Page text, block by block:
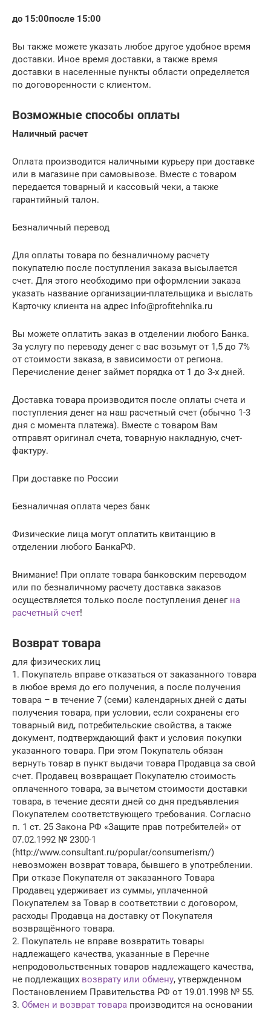
до 15:00после 15:00
Вы также можете указать любое другое удобное время
доставки. Иное время доставки, а также время
доставки в населенные пункты области определяется
по договоренности с клиентом.
Возможные способы оплаты
Наличный расчет
Оплата производится наличными курьеру при доставке
или в магазине при самовывозе. Вместе с товаром
передается товарный и кассовый чеки, а также
гарантийный талон.
Безналичный перевод
Для оплаты товара по безналичному расчету
покупателю после поступления заказа высылается
счет. Для этого необходимо при оформлении заказа
указать название организации-плательщика и выслать
Карточку клиента на адрес info@profitehnika.ru
Вы можете оплатить заказ в отделении любого Банка.
За услугу по переводу денег с вас возьмут от 1,5 до 7%
от стоимости заказа, в зависимости от региона.
Перечисление денег займет порядка от 1 до 3-х дней.
Доставка товара производится после оплаты счета и
поступления денег на наш расчетный счет (обычно 1-3
дня с момента платежа). Вместе с товаром Вам
отправят оригинал счета, товарную накладную, счет-
фактуру.
При доставке по России
Безналичная оплата через банк
Физические лица могут оплатить квитанцию в
отделении любого БанкаРФ.
Внимание! При оплате товара банковским переводом
или по безналичному расчету доставка заказов
осуществляется только после поступления денег на
расчетный счет!
Возврат товара
для физических лиц
1. Покупатель вправе отказаться от заказанного товара
в любое время до его получения, а после получения
товара – в течение 7 (семи) календарных дней с даты
получения товара, при условии, если сохранены его
товарный вид, потребительские свойства, а также
документ, подтверждающий факт и условия покупки
указанного товара. При этом Покупатель обязан
вернуть товар в пункт выдачи товара Продавца за свой
счет. Продавец возвращает Покупателю стоимость
оплаченного товара, за вычетом стоимости доставки
товара, в течение десяти дней со дня предъявления
Покупателем соответствующего требования. Согласно
п. 1 ст. 25 Закона РФ «Защите прав потребителей» от
07.02.1992 № 2300-1
(http://www.consultant.ru/popular/consumerism/)
невозможен возврат товара, бывшего в употреблении.
При отказе Покупателя от заказанного Товара
Продавец удерживает из суммы, уплаченной
Покупателем за Товар в соответствии с договором,
расходы Продавца на доставку от Покупателя
возвращённого товара.
2. Покупатель не вправе возвратить товары
надлежащего качества, указанные в Перечне
непродовольственных товаров надлежащего качества,
не подлежащих возврату или обмену, утвержденном
Постановлением Правительства РФ от 19.01.1998 № 55.
3. Обмен и возврат товара производится на основании